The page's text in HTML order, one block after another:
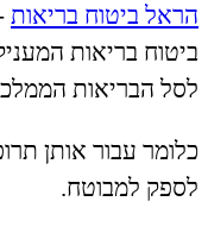
הראל ביטוח בריאות
ביטוח בריאות
לסל הבריאות
כלומר עבור אותן
לספק למבוטח.